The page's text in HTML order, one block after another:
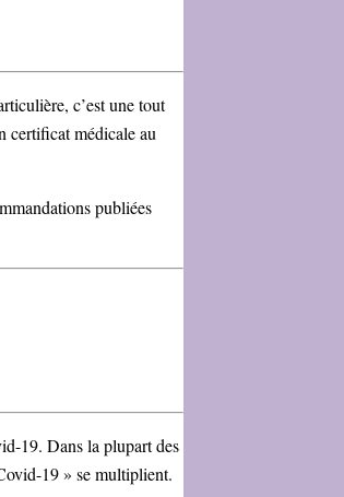
c’est une tout
certificat médicale au
publiées
19. Dans la plupart des
19 » se multiplient.